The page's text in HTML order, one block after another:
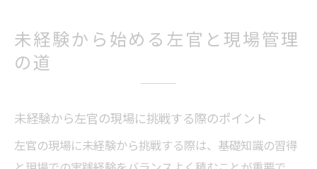
未経験から始める左官と現場管理
の道
未経験から左官の現場に挑戦する際のポイント
左官の現場に未経験から挑戦する際は、基礎知識の習得